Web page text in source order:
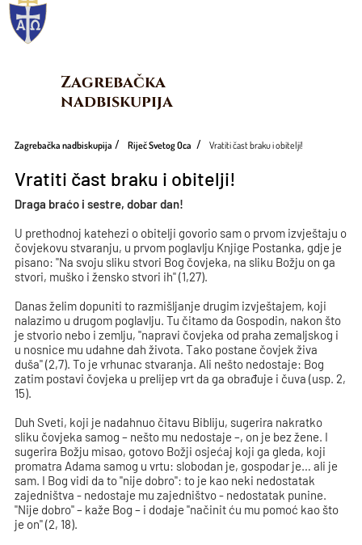
Zagrebačka
nadbiskupija
Zagrebačka nadbiskupija Riječ Svetog Oca Vratiti čast braku i obitelji!
Vratiti čast braku i obitelji!
Draga braćo i sestre, dobar dan!
U prethodnoj katehezi o obitelji govorio sam o prvom izvještaju o
čovjekovu stvaranju, u prvom poglavlju Knjige Postanka, gdje je
pisano: "Na svoju sliku stvori Bog čovjeka, na sliku Božju on ga
stvori, muško i žensko stvori ih" (1,27).
Danas želim dopuniti to razmišljanje drugim izvještajem, koji
nalazimo u drugom poglavlju. Tu čitamo da Gospodin, nakon što
je stvorio nebo i zemlju, "napravi čovjeka od praha zemaljskog i
u nosnice mu udahne dah života. Tako postane čovjek živa
duša" (2,7). To je vrhunac stvaranja. Ali nešto nedostaje: Bog
zatim postavi čovjeka u prelijep vrt da ga obrađuje i čuva (usp. 2,
15).
Duh Sveti, koji je nadahnuo čitavu Bibliju, sugerira nakratko
sliku čovjeka samog – nešto mu nedostaje –, on je bez žene. I
sugerira Božju misao, gotovo Božji osjećaj koji ga gleda, koji
promatra Adama samog u vrtu: slobodan je, gospodar je… ali je
sam. I Bog vidi da to "nije dobro": to je kao neki nedostatak
zajedništva - nedostaje mu zajedništvo - nedostatak punine.
"Nije dobro" – kaže Bog – i dodaje "načinit ću mu pomoć kao što
je on" (2, 18).